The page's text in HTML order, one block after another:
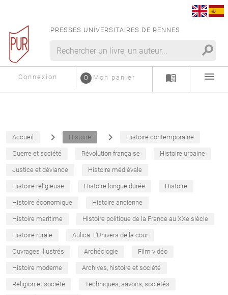
PRESSES UNIVERSITAIRES DE RENNES
search
Connexion Mon panier
0 menu_book menu
Accueil navigate_next Histoire navigate_next Histoire contemporaine
Guerre et société Révolution française Histoire urbaine
Justice et déviance Histoire médiévale
Histoire religieuse Histoire longue durée Histoire
Histoire économique Histoire ancienne
Histoire maritime Histoire politique de la France au XXe siècle
Histoire rurale Aulica. L'Univers de la cour
Ouvrages illustrés Archéologie Film vidéo
Histoire moderne Archives, histoire et société
Religion et société Techniques, savoirs, sociétés